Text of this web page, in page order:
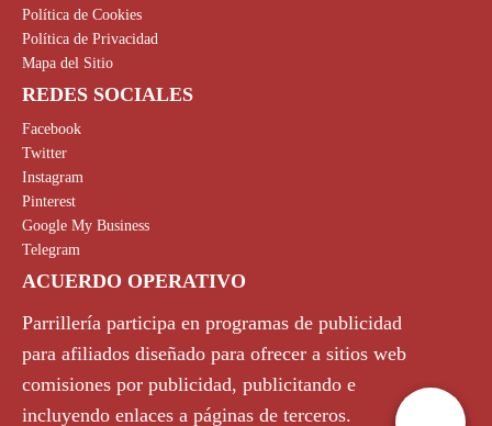
Política de Cookies
Política de Privacidad
Mapa del Sitio
REDES SOCIALES
Facebook
Twitter
Instagram
Pinterest
Google My Business
Telegram
ACUERDO OPERATIVO
Parrillería participa en programas de publicidad
para afiliados diseñado para ofrecer a sitios web
comisiones por publicidad, publicitando e
incluyendo enlaces a páginas de terceros.